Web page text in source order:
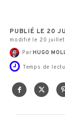
PUBLIÉ LE 20
modifié le 20
Par HUGO
Temps de